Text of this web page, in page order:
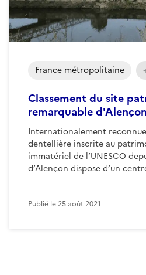
Classement du site
remarquable d'Alençon
Internationalement
dentellière inscrite au
immatériel de l’UNESCO
d’Alençon dispose d’un
France métropolitaine
Publié le25 août 2021